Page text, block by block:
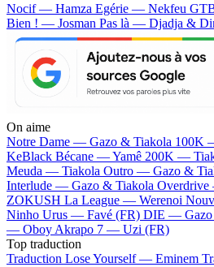
Nocif — Hamza Egérie — Nekfeu
Bien ! — Josman Pas là — Djadja &
On aime
Notre Dame — Gazo & Tiakola 100K
KeBlack Bécane —Yamê 200K —
Meuda — Tiakola Outro — Gazo &
Interlude — Gazo & Tiakola
ZOKUSH La League — Werenoi
Ninho Urus — Favé (FR) DIE — Gazo
— Oboy Akrapo 7 — Uzi (FR)
Top traduction
Traduction Lose Yourself — Eminem